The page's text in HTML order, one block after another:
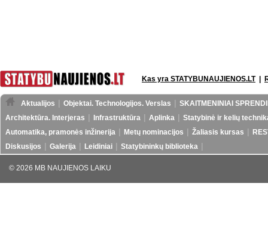
Kas yra STATYBUNAUJIENOS.LT|
Aktualijos Objektai. Technologijos. Verslas
SKAITMENINIAI
Architektūra. Interjeras
Infrastruktūra Aplinka
Statybinė ir kelių
Automatika, pramonės inžinerija
Metų nominacijos Žaliasis kursas
Diskusijos
Galerija Leidiniai Statybininkų biblioteka
© 2026 MB NAUJIENOS LAIKU